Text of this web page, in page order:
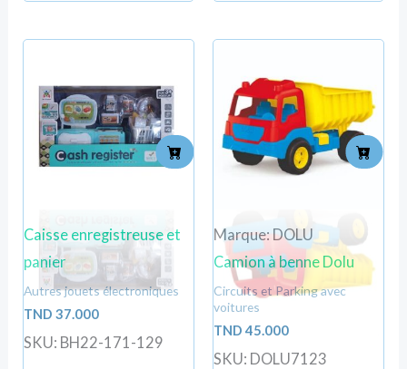
Caisse enregistreuse et
panier
Autres jouets électroniques
TND37.000
SKU: BH22-171-129
Marque: DOLU
Camion à benne Dolu
Circuits et Parking avec
voitures
TND 45.000
SKU: DOLU7123